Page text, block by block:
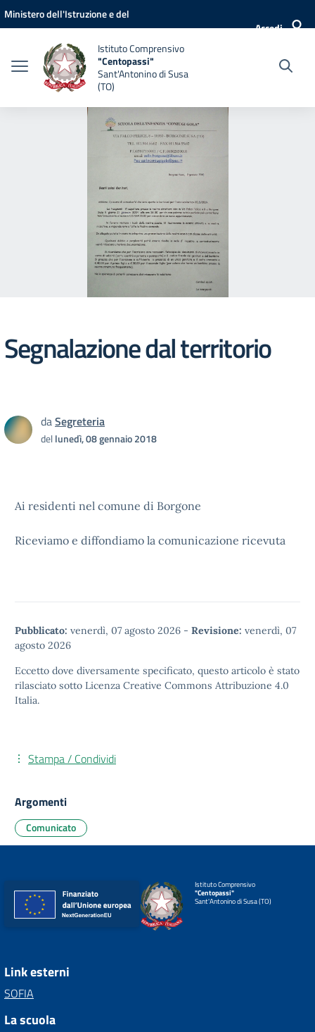
Vai ai contenuti
Vai al menu di navigazione
Vai al footer
Ministero dell'Istruzione e del
Accedi
Istituto Comprensivo
"Centopassi"
Sant'Antonino di Susa
(TO)
Segnalazione dal territorio
daSegreteria
dellunedì, 08 gennaio 2018
Ai residenti nel comune di Borgone
Riceviamo e diffondiamo la comunicazione ricevuta
Pubblicato: venerdì, 07 agosto 2026 - Revisione: venerdì, 07
agosto 2026
Eccetto dove diversamente specificato, questo articolo è stato
rilasciato sotto Licenza Creative Commons Attribuzione 4.0
Italia.
Stampa / Condividi
Argomenti
Comunicato
Istituto Comprensivo
"Centopassi"
Sant'Antonino di Susa (TO)
Link esterni
SOFIA
La scuola